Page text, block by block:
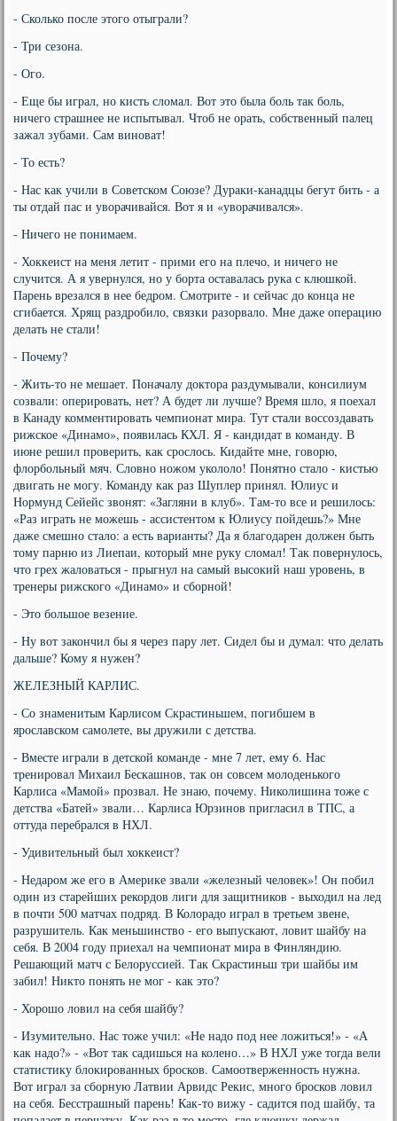
- Сколько после этого отыграли?
- Три сезона.
- Ого.
- Еще бы играл, но кисть сломал. Вот это была боль так боль,
ничего страшнее не испытывал. Чтоб не орать, собственный палец
зажал зубами. Сам виноват!
- То есть?
- Нас как учили в Советском Союзе? Дураки-канадцы бегут бить - а
ты отдай пас и уворачивайся. Вот я и «уворачивался».
- Ничего не понимаем.
- Хоккеист на меня летит - прими его на плечо, и ничего не
случится. А я увернулся, но у борта оставалась рука с клюшкой.
Парень врезался в нее бедром. Смотрите - и сейчас до конца не
сгибается. Хрящ раздробило, связки разорвало. Мне даже операцию
делать не стали!
- Почему?
- Жить-то не мешает. Поначалу доктора раздумывали, консилиум
созвали: оперировать, нет? А будет ли лучше? Время шло, я поехал
в Канаду комментировать чемпионат мира. Тут стали воссоздавать
рижское «Динамо», появилась КХЛ. Я - кандидат в команду. В
июне решил проверить, как срослось. Кидайте мне, говорю,
флорбольный мяч. Словно ножом укололо! Понятно стало - кистью
двигать не могу. Команду как раз Шуплер принял. Юлиус и
Нормунд Сейейс звонят: «Загляни в клуб». Там-то все и решилось:
«Раз играть не можешь - ассистентом к Юлиусу пойдешь?» Мне
даже смешно стало: а есть варианты? Да я благодарен должен быть
тому парню из Лиепаи, который мне руку сломал! Так повернулось,
что грех жаловаться - прыгнул на самый высокий наш уровень, в
тренеры рижского «Динамо» и сборной!
- Это большое везение.
- Ну вот закончил бы я через пару лет. Сидел бы и думал: что делать
дальше? Кому я нужен?
ЖЕЛЕЗНЫЙ КАРЛИС.
- Со знаменитым Карлисом Скрастиньшем, погибшем в
ярославском самолете, вы дружили с детства.
- Вместе играли в детской команде - мне 7 лет, ему 6. Нас
тренировал Михаил Бескашнов, так он совсем молоденького
Карлиса «Мамой» прозвал. Не знаю, почему. Николишина тоже с
детства «Батей» звали… Карлиса Юрзинов пригласил в ТПС, а
оттуда перебрался в НХЛ.
- Удивительный был хоккеист?
- Недаром же его в Америке звали «железный человек»! Он побил
один из старейших рекордов лиги для защитников - выходил на лед
в почти 500 матчах подряд. В Колорадо играл в третьем звене,
разрушитель. Как меньшинство - его выпускают, ловит шайбу на
себя. В 2004 году приехал на чемпионат мира в Финляндию.
Решающий матч с Белоруссией. Так Скрастиньш три шайбы им
забил! Никто понять не мог - как это?
- Хорошо ловил на себя шайбу?
- Изумительно. Нас тоже учил: «Не надо под нее ложиться!» - «А
как надо?» - «Вот так садишься на колено…» В НХЛ уже тогда вели
статистику блокированных бросков. Самоотверженность нужна.
Вот играл за сборную Латвии Арвидс Рекис, много бросков ловил
на себя. Бесстрашный парень! Как-то вижу - садится под шайбу, та